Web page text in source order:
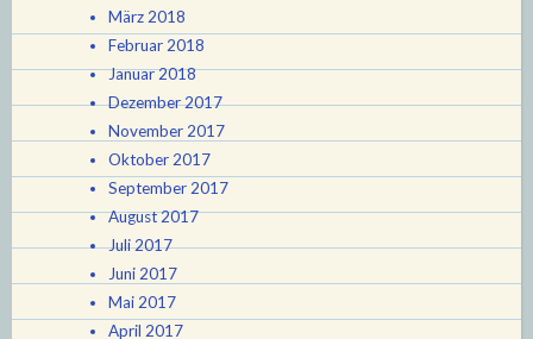
März 2018
Februar 2018
Januar 2018
Dezember 2017
November 2017
Oktober 2017
September 2017
August 2017
Juli 2017
Juni 2017
Mai 2017
April 2017